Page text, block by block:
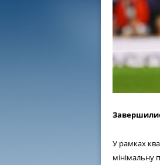
У рамках
мінімальну